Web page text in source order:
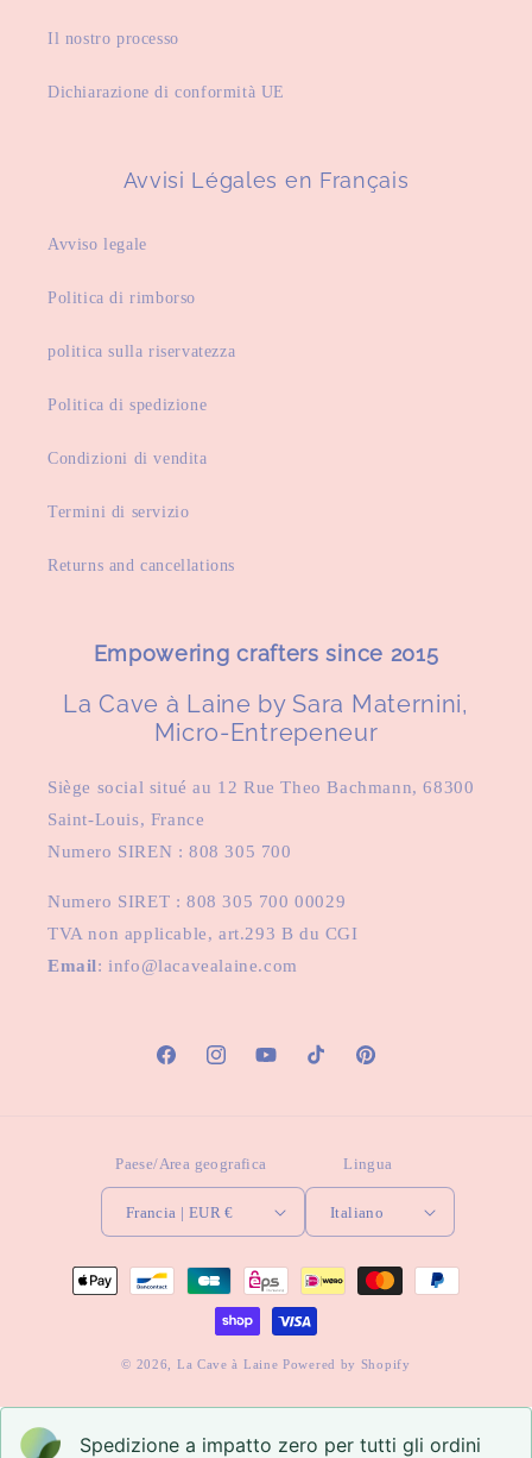
Il nostro processo
Dichiarazione di conformità UE
Avvisi Légales en Français
Avviso legale
Politica di rimborso
politica sulla riservatezza
Politica di spedizione
Condizioni di vendita
Termini di servizio
Returns and cancellations
Empowering crafters since 2015
La Cave à Laine by Sara Maternini,
Micro-Entrepeneur
Siège social situé au 12 Rue Theo Bachmann, 68300
Saint-Louis, France
Numero SIREN : 808 305 700
Numero SIRET : 808 305 700 00029
TVA non applicable, art.293 B du CGI
Email: info@lacavealaine.com
FacebookInstagramYouTubeTikTok Pinterest
Paese/Area geografica
Francia | EUR €
Lingua
Italiano
Metodi
© 2026, La Cave à Laine Powered by Shopify
Spedizione a impatto zero per tutti gli ordini